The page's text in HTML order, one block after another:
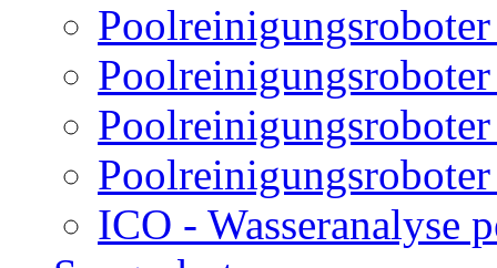
ICO - Wasseranalyse